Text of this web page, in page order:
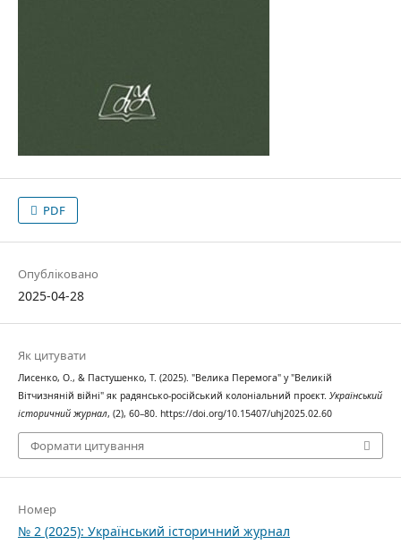
PDF
Опубліковано
2025-04-28
Як цитувати
Лисенко, О., & Пастушенко, Т. (2025). "Велика Перемога" у "Великій
Вітчизняній війні" як радянсько-російський колоніальний проєкт. Український
історичний журнал, (2), 60–80. https://doi.org/10.15407/uhj2025.02.60
Формати цитування
Номер
№ 2 (2025): Український історичний журнал